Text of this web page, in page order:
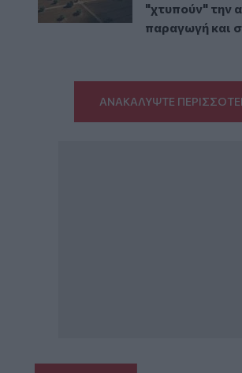
"χτυπούν" την
παραγωγή και
ΑΝΑΚΑΛΥΨΤΕ